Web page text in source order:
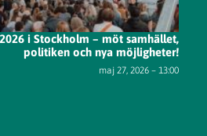
i Stockholm – möt samhället,
politiken och nya möjligheter!
maj 27, 2026 – 13:00